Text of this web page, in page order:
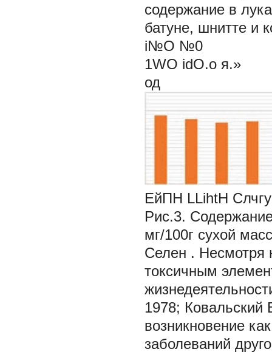
содержание в
батуне, шнитте и
i№O №0
1WO idO.o я.»
од
ЕйПН LLihtH
Рис.3.
мг/100г сухой
Селен . Несмотря
токсичным
1978; Ковальский
возникновение
заболеваний